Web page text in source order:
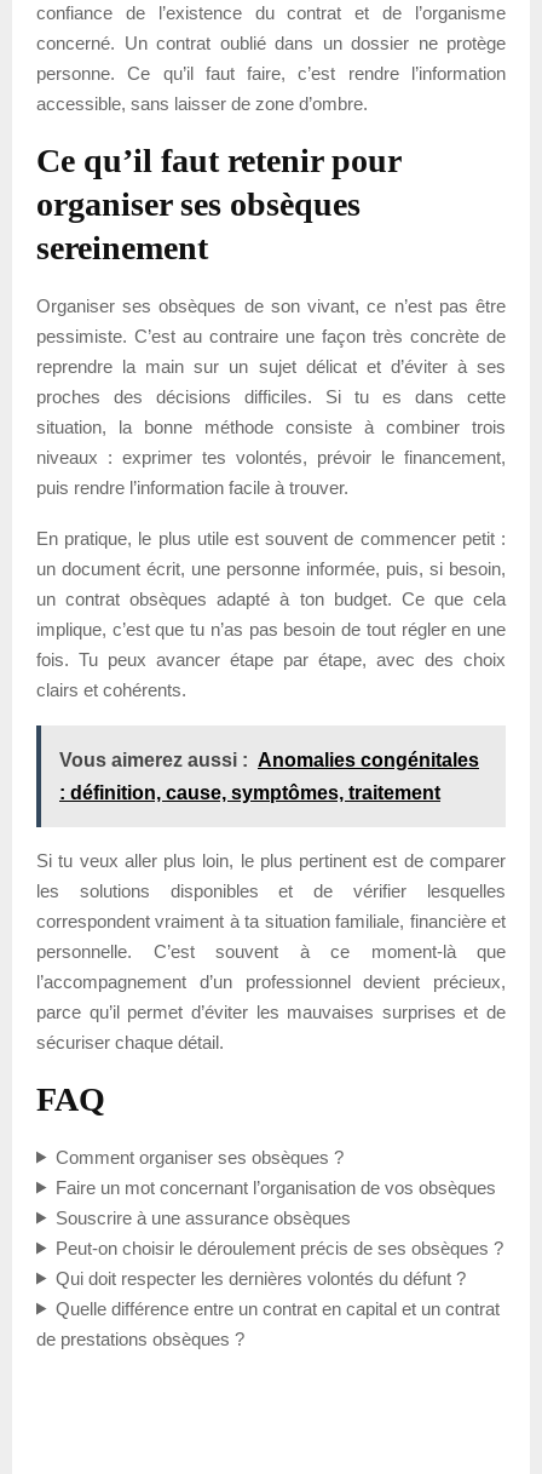
confiance de l’existence du contrat et de l’organisme
concerné. Un contrat oublié dans un dossier ne protège
personne. Ce qu’il faut faire, c’est rendre l’information
accessible, sans laisser de zone d’ombre.
Ce qu’il faut retenir pour
organiser ses obsèques
sereinement
Organiser ses obsèques de son vivant, ce n’est pas être
pessimiste. C’est au contraire une façon très concrète de
reprendre la main sur un sujet délicat et d’éviter à ses
proches des décisions difficiles. Si tu es dans cette
situation, la bonne méthode consiste à combiner trois
niveaux : exprimer tes volontés, prévoir le financement,
puis rendre l’information facile à trouver.
En pratique, le plus utile est souvent de commencer petit :
un document écrit, une personne informée, puis, si besoin,
un contrat obsèques adapté à ton budget. Ce que cela
implique, c’est que tu n’as pas besoin de tout régler en une
fois. Tu peux avancer étape par étape, avec des choix
clairs et cohérents.
Vous aimerez aussi : Anomalies congénitales
: définition, cause, symptômes, traitement
Si tu veux aller plus loin, le plus pertinent est de comparer
les solutions disponibles et de vérifier lesquelles
correspondent vraiment à ta situation familiale, financière et
personnelle. C’est souvent à ce moment-là que
l’accompagnement d’un professionnel devient précieux,
parce qu’il permet d’éviter les mauvaises surprises et de
sécuriser chaque détail.
FAQ
Comment organiser ses obsèques ?
Faire un mot concernant l’organisation de vos obsèques
Souscrire à une assurance obsèques
Peut-on choisir le déroulement précis de ses obsèques ?
Qui doit respecter les dernières volontés du défunt ?
Quelle différence entre un contrat en capital et un contrat
de prestations obsèques ?